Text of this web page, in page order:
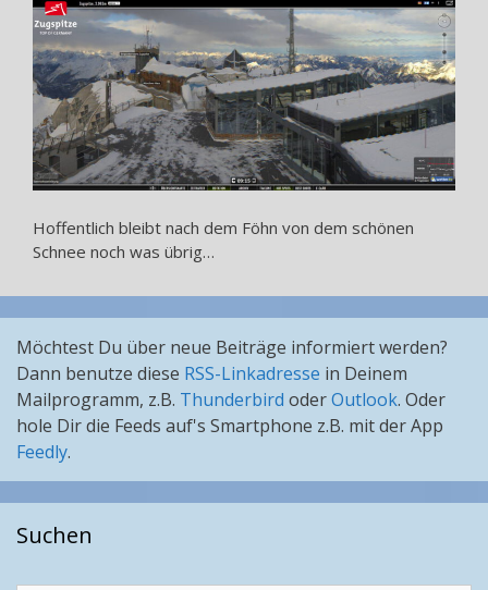
Hoffentlich bleibt nach dem Föhn von dem schönen
Schnee noch was übrig…
Möchtest Du über neue Beiträge informiert werden?
Dann benutze diese RSS-Linkadresse in Deinem
Mailprogramm, z.B. Thunderbird oderOutlook. Oder
hole Dir die Feeds auf's Smartphone z.B. mit der App
Feedly.
Suchen